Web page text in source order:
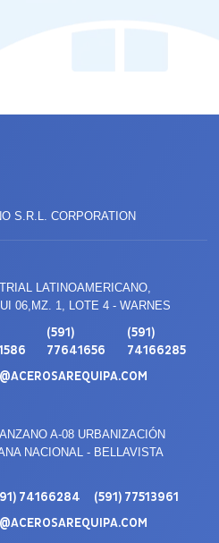
S.R.L. CORPORATION
LATINOAMERICANO,
06,MZ. 1, LOTE 4 - WARNES
(591)
77641656
(591)
74166285
A-08 URBANIZACIÓN
NACIONAL - BELLAVISTA
74166284
(591) 77513961